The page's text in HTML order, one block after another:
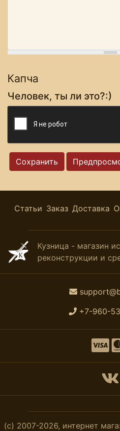
Капча
Человек, ты ли это?:)
Статьи Заказ Доставка
Кузница - магазин
реконструкции и
+7-960-
(с) 2007-2026, интернет